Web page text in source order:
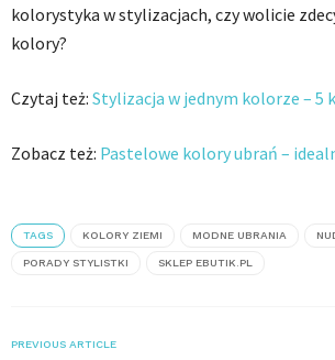
kolorystyka w stylizacjach, czy wolicie
kolory?
Czytaj też: Stylizacja w jednym kolorze – 5
Zobacz też: Pastelowe kolory ubrań –
TAGS KOLORY ZIEMI MODNE UBRANIA
PORADY STYLISTKI SKLEP EBUTIK.PL
PREVIOUS ARTICLE